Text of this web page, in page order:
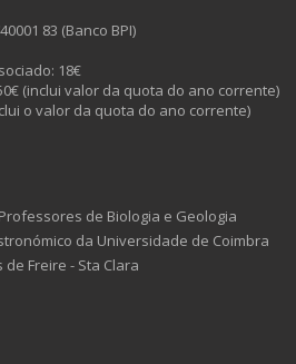
83 (Banco BPI)
18€
(inclui valor da quota do ano corrente)
o valor da quota do ano corrente)
de Biologia e Geologia
da Universidade de Coimbra
Freire - Sta Clara